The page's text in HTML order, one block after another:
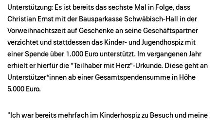
Unterstützung: Es ist bereits das sechste Mal in Folge, dass
Christian Ernst mit der Bausparkasse Schwäbisch-Hall in der
Vorweihnachtszeit auf Geschenke an seine Geschäftspartner
verzichtet und stattdessen das Kinder- und Jugendhospiz mit
einer Spende über 1.000 Euro unterstützt. Im vergangenen Jahr
erhielt er hierfür die "Teilhaber mit Herz"-Urkunde. Diese geht an
Unterstützer*innen ab einer Gesamtspendensumme in Höhe
5.000 Euro.
"Ich war bereits mehrfach im Kinderhospiz zu Besuch und meine